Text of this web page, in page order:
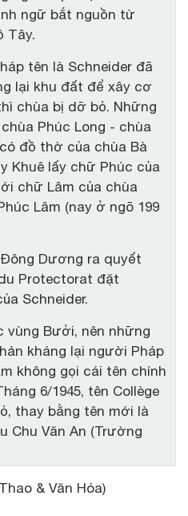
ngữ bắt nguồn từ
Tây.
tên là Schneider đã
lại khu đất để xây cơ
chùa bị dỡ bỏ. Những
Phúc Long - chùa
đồ thờ của chùa Bà
Khuê lấy chữ Phúc của
chữ Lâm của chùa
Lâm (nay ở ngõ 199
Đông Dương ra quyết
Protectorat đặt
Schneider.
vùng Bưởi, nên những
kháng lại người Pháp
không gọi cái tên chính
6/1945, tên Collège
thay bằng tên mới là
Chu Văn An (Trường
& Văn Hóa)